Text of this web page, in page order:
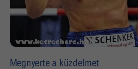
Megnyerte a küzdelmet